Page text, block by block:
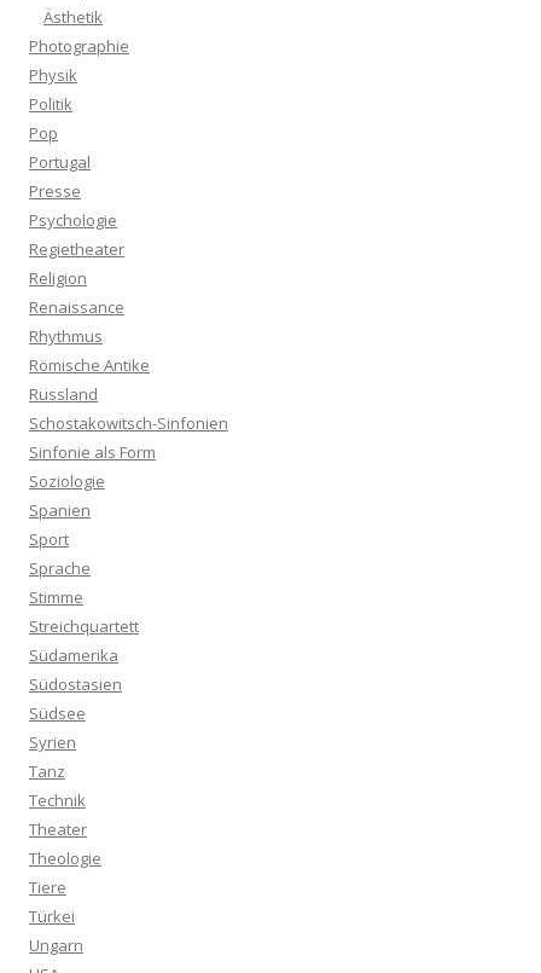
Ästhetik
Photographie
Physik
Politik
Pop
Portugal
Presse
Psychologie
Regietheater
Religion
Renaissance
Rhythmus
Römische Antike
Russland
Schostakowitsch-Sinfonien
Sinfonie als Form
Soziologie
Spanien
Sport
Sprache
Stimme
Streichquartett
Südamerika
Südostasien
Südsee
Syrien
Tanz
Technik
Theater
Theologie
Tiere
Türkei
Ungarn